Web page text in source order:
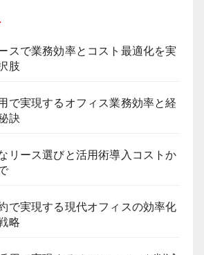
スで業務効率とコスト最適化を実
肢
で実現するオフィス業務効率と経
訣
リース選びと活用術導入コストか
で実現する現代オフィスの効率化
略